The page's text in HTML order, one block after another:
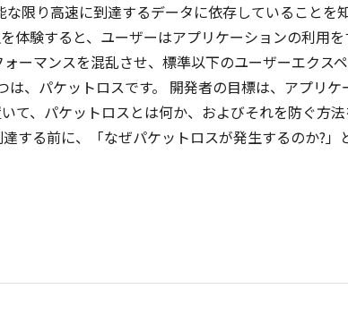
限り高速に到達するデータに依存していることを
体験すると、ユーザーはアプリケーションの利用を
ーマンスを混乱させ、標準以下のユーザーエクス
、パケットロスです。 開発者の目標は、アプリケ
て、パケットロスとは何か、およびそれを防ぐ方法
する前に、「なぜパケットロスが発生するのか?」